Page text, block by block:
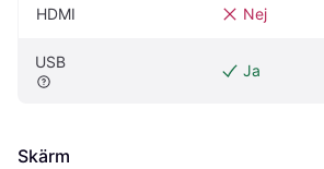
HDMI Nej
USB Ja
Skärm